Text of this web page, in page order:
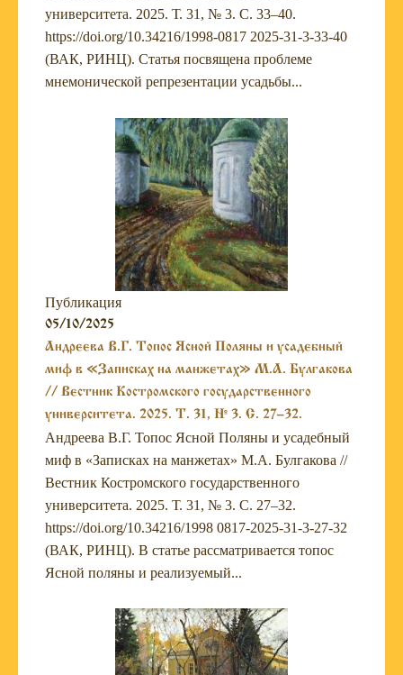
университета. 2025. Т. 31, № 3. С. 33–40.
https://doi.org/10.34216/1998-0817 2025-31-3-33-40
(ВАК, РИНЦ). Статья посвящена проблеме
мнемонической репрезентации усадьбы...
Публикация
05/10/2025
Андреева В.Г. Топос Ясной Поляны и усадебный
миф в «Записках на манжетах» М.А. Булгакова
// Вестник Костромского государственного
университета. 2025. Т. 31, № 3. С. 27–32.
Андреева В.Г. Топос Ясной Поляны и усадебный
миф в «Записках на манжетах» М.А. Булгакова //
Вестник Костромского государственного
университета. 2025. Т. 31, № 3. С. 27–32.
https://doi.org/10.34216/1998 0817-2025-31-3-27-32
(ВАК, РИНЦ). В статье рассматривается топос
Ясной поляны и реализуемый...